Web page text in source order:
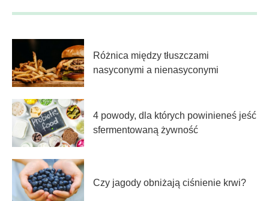
Różnica między tłuszczami
nasyconymi a nienasyconymi
4 powody, dla których powinieneś jeść
sfermentowaną żywność
Czy jagody obniżają ciśnienie krwi?